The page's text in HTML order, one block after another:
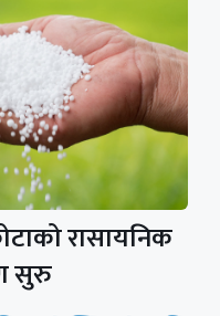
रासायनिक
सुरु